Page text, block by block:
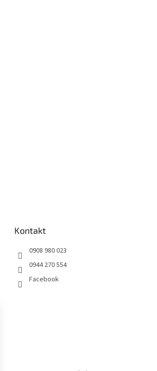
Kontakt
0908 980 023
0944 270 554
Facebook